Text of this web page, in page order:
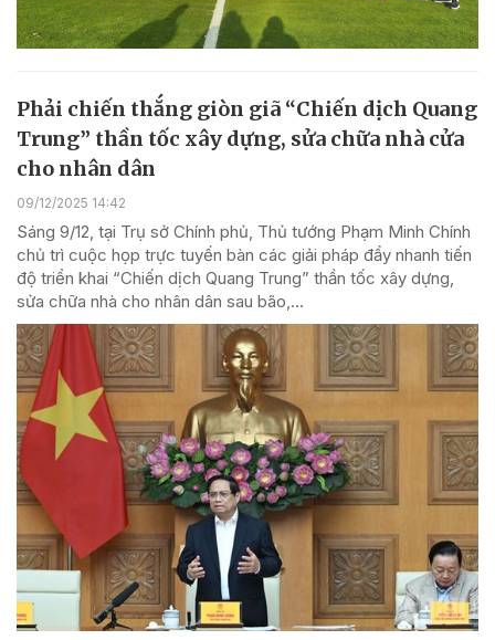
Phải chiến thắng giòn giã “Chiến dịch Quang
Trung” thần tốc xây dựng, sửa chữa nhà cửa
cho nhân dân
09/12/2025 14:42
Sáng 9/12, tại Trụ sở Chính phủ, Thủ tướng Phạm Minh Chính
chủ trì cuộc họp trực tuyến bàn các giải pháp đẩy nhanh tiến
độ triển khai “Chiến dịch Quang Trung” thần tốc xây dựng,
sửa chữa nhà cho nhân dân sau bão,...